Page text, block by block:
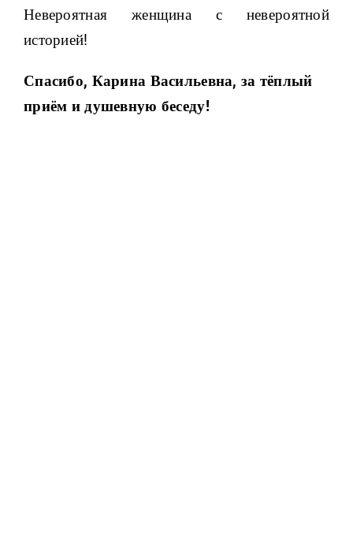
Невероятная женщина с невероятной
историей!
Спасибо, Карина Васильевна, за тёплый
приём и душевную беседу!